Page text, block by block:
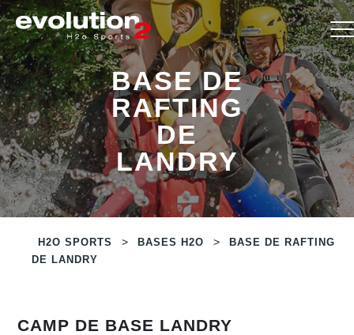
BASE DE
RAFTING
DE
LANDRY
H2O SPORTS > BASES H2O >
BASE DE RAFTING
DE LANDRY
CAMP DE BASE LANDRY